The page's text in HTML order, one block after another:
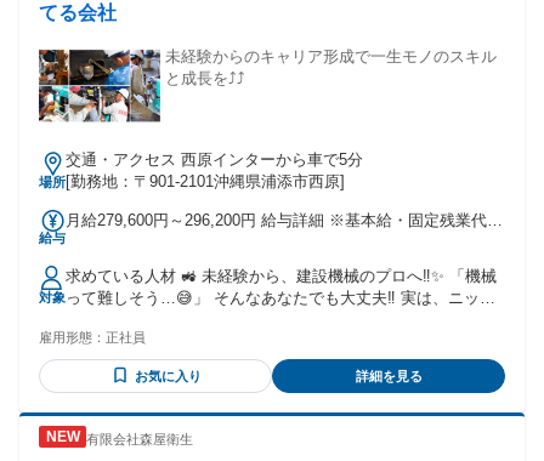
のため））
てる会社
未経験からのキャリア形成で一生モノのスキル
と成長を⤴️⤴️
場所
交通・アクセス 西原インターから車で5分
[勤務地：〒901-2101沖縄県浦添市西原]
給与
月給279,600円～296,200円 給与詳細 ※基本給・固定残業代・
あたり3万7500円（固定残業時間：1ヶ月あたり20時間） 固定
残業時間を超えた勤務時間については別途残業代を支給する
【一律手当】 全員に一律で支払われる通勤・皆勤・家族手当
金額：あり 1ヶ月あたり2100円 〜 1万8700円 全員に一律で支
60,000円(1年経過後支給)⭐️ 月給277,500円+交通費 ※固定残業
手当20H分/37,500円含む。超過分別途1分単位で支給します
※残業が20時間以内でも固定残業代をお支払いします。 💴賞
与は年1回（決算賞与）
対象
求めている人材 🚜 未経験から、建設機械のプロへ‼️✨ 「機械
って難しそう…😅」 そんなあなたでも大丈夫‼️ 実は、ニッケ
みんな初心者です😊 先輩がイチからしっかり教えるので、安
心してスタートできます☝️ 🌟こんな人にピッタリ！ ✅ 体を動
かす仕事が好き！ ✅ 機械や車にちょっと興味がある！ ✅ 仲
い！ ✅ 一生モノの技術を身につけたい！ ひとつでも当てはま
ったら、ぜひ応募してください！😊 📚 入社したら何をする
雇用形態： 正社員
お気に入り 詳細を見る
有限会社森屋衛生